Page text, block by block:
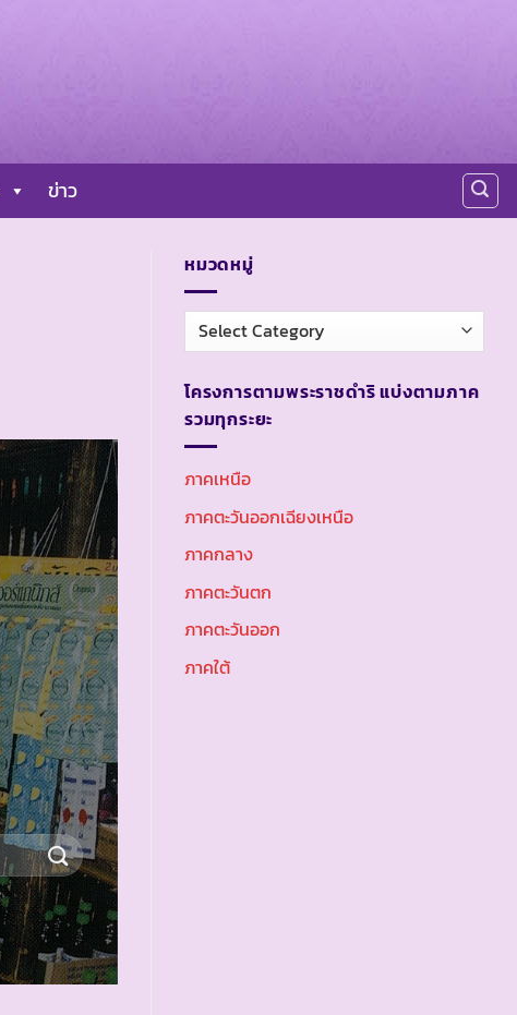
ข่าว
หมวดหมู่
หมวด
หมู่
โครงการตามพระราชดำริ แบ่งตามภาค
รวมทุกระยะ
ภาคเหนือ
ภาคตะวันออกเฉียงเหนือ
ภาคกลาง
ภาคตะวันตก
ภาคตะวันออก
ภาคใต้